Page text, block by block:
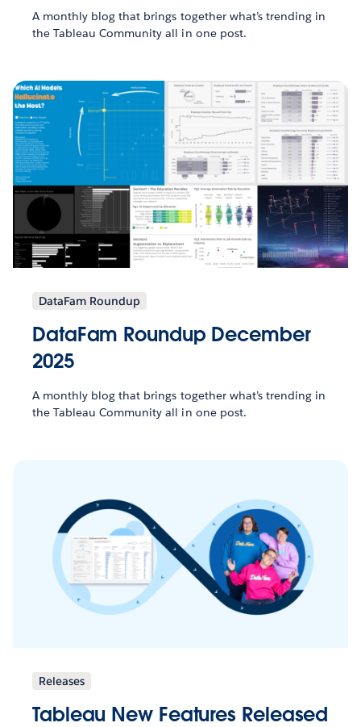
A monthly blog that brings together what’s trending in
the Tableau Community all in one post.
DataFam Roundup
DataFam Roundup December
2025
A monthly blog that brings together what’s trending in
the Tableau Community all in one post.
Releases
Tableau New Features Released